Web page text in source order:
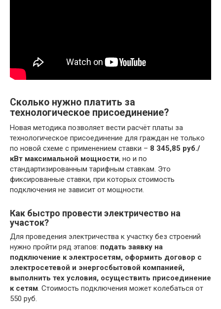
Сколько нужно платить за
технологическое присоединение?
Новая методика позволяет вести расчёт платы за
технологическое присоединение для граждан не только
по новой схеме с применением ставки – 8 345,85 руб./
кВт максимальной мощности, но и по
стандартизированным тарифным ставкам. Это
фиксированные ставки, при которых стоимость
подключения не зависит от мощности.
Как быстро провести электричество на
участок?
Для проведения электричества к участку без строений
нужно пройти ряд этапов: подать заявку на
подключение к электросетям, оформить договор с
электросетевой и энергосбытовой компанией,
выполнить тех условия, осуществить присоединение
к сетям. Стоимость подключения может колебаться от
550 руб.